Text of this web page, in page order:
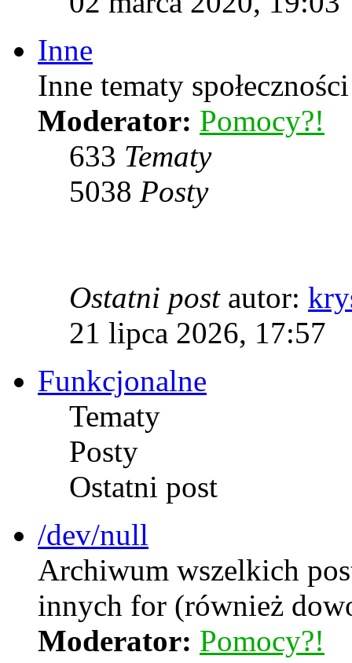
Inne
Inne tematy
Moderator: Pomocy?!
633 Tematy
5038 Posty
Ostatni postautor:
21 lipca 2026, 17:57
Funkcjonalne
Tematy
Posty
Ostatni post
/dev/null
Archiwum wszelkich
innych for (również
Moderator: Pomocy?!